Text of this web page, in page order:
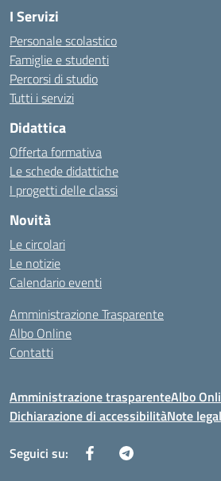
I Servizi
Personale scolastico
Famiglie e studenti
Percorsi di studio
Tutti i servizi
Didattica
Offerta formativa
Le schede didattiche
I progetti delle classi
Novità
Le circolari
Le notizie
Calendario eventi
Amministrazione Trasparente
Albo Online
Contatti
Amministrazione trasparenteAlbo
Dichiarazione di accessibilitàNote
Seguici su: